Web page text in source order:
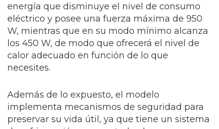
energía que disminuye el nivel de consumo
eléctrico y posee una fuerza máxima de 950
W, mientras que en su modo mínimo alcanza
los 450 W, de modo que ofrecerá el nivel de
calor adecuado en función de lo que
necesites.
Además de lo expuesto, el modelo
implementa mecanismos de seguridad para
preservar su vida útil, ya que tiene un sistema